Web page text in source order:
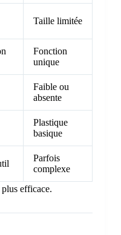
Taille limitée
Fonction
unique
Faible ou
absente
Plastique
basique
Parfois
complexe
efficace.